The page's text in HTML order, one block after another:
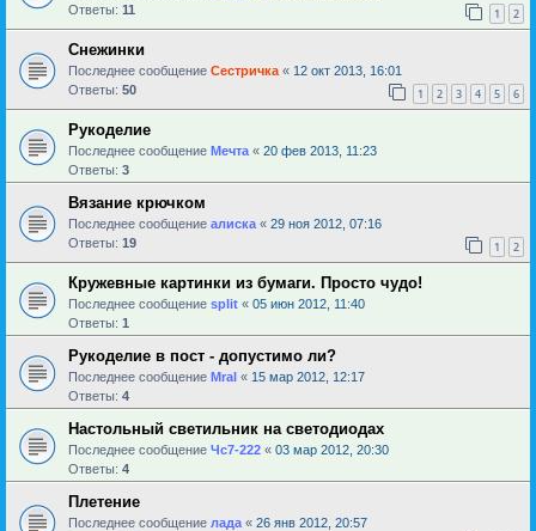
Ответы: 11 1 2
Снежинки
Последнее сообщение Сестричка « 12 окт 2013, 16:01
Ответы: 50 1 2 3 4 5 6
Рукоделие
Последнее сообщение Мечта « 20 фев 2013, 11:23
Ответы: 3
Вязание крючком
Последнее сообщение алиска « 29 ноя 2012, 07:16
Ответы: 19 1 2
Кружевные картинки из бумаги. Просто чудо!
Последнее сообщение sрlit « 05 июн 2012, 11:40
Ответы: 1
Рукоделие в пост - допустимо ли?
Последнее сообщение Mral « 15 мар 2012, 12:17
Ответы: 4
Настольный светильник на светодиодах
Последнее сообщение Чс7-222 « 03 мар 2012, 20:30
Ответы: 4
Плетение
Последнее сообщение лада « 26 янв 2012, 20:57